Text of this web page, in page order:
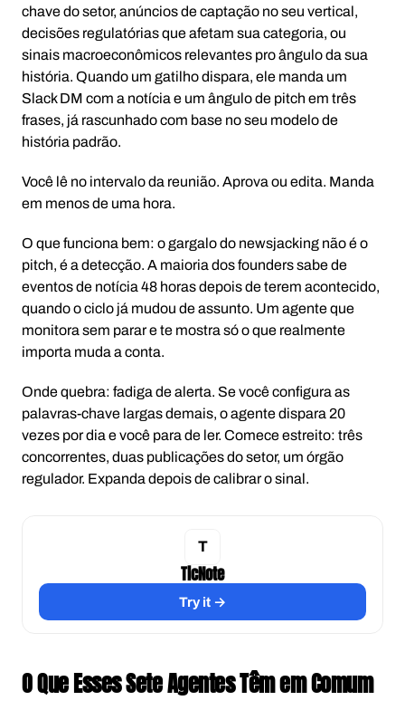
chave do setor, anúncios de captação no seu vertical,
decisões regulatórias que afetam sua categoria, ou
sinais macroeconômicos relevantes pro ângulo da sua
história. Quando um gatilho dispara, ele manda um
Slack DM com a notícia e um ângulo de pitch em três
frases, já rascunhado com base no seu modelo de
história padrão.
Você lê no intervalo da reunião. Aprova ou edita. Manda
em menos de uma hora.
O que funciona bem: o gargalo do newsjacking não é o
pitch, é a detecção. A maioria dos founders sabe de
eventos de notícia 48 horas depois de terem acontecido,
quando o ciclo já mudou de assunto. Um agente que
monitora sem parar e te mostra só o que realmente
importa muda a conta.
Onde quebra: fadiga de alerta. Se você configura as
palavras-chave largas demais, o agente dispara 20
vezes por dia e você para de ler. Comece estreito: três
concorrentes, duas publicações do setor, um órgão
regulador. Expanda depois de calibrar o sinal.
TicNote
Try it →
O Que Esses Sete Agentes Têm em Comum